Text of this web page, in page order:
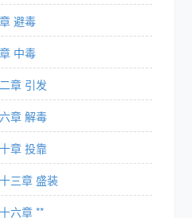
避毒
中毒
章 引发
章 解毒
章 投靠
三章 盛装
六章 **